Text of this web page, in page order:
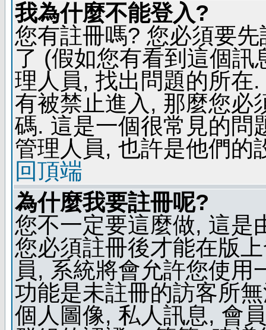
我為什麼不能登入?
您有註冊嗎? 您必須要
了 (假如您有看到這個
理人員, 找出問題的所在
有被禁止進入, 那麼您必
碼. 這是一個很常見的問
管理人員, 也許是他們的
回頂端
為什麼我要註冊呢?
您不一定要這麼做, 這是
您必須註冊後才能在版
員, 系統將會允許您使
功能是未註冊的訪客所
個人圖像, 私人訊息, 會